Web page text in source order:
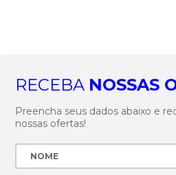
RECEBA NOSSAS
Preencha seus dados abaixo e
nossas ofertas!